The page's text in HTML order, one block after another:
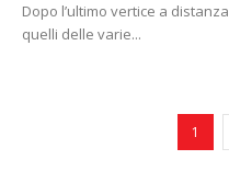
Dopo l’ultimo vertice a
quelli delle varie...
1